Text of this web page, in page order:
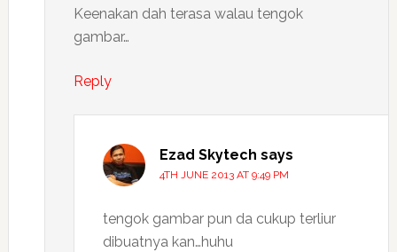
Keenakan dah terasa walau tengok
gambar…
Reply
Ezad Skytech says
4TH JUNE 2013 AT 9:49 PM
tengok gambar pun da cukup terliur
dibuatnya kan…huhu